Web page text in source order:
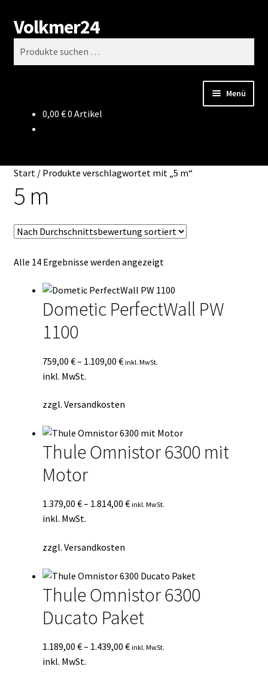
Zur
Navigation
springen
Zum
Inhalt
springen
Volkmer24
Suchen
Menü
Mein Konto
Vertrag widerrufen
Warenkorb
0,00 €0 Artikel
Start/ Produkte verschlagwortet mit „5 m“
5 m
Alle 14 Ergebnisse werden angezeigtNach
sortiert
Dometic PerfectWall PW
1100
759,00 €– 1.109,00 € inkl. MwSt.
inkl. MwSt.
zzgl. Versandkosten
Thule Omnistor 6300 mit
Motor
1.379,00 €– 1.814,00 € inkl. MwSt.
inkl. MwSt.
zzgl. Versandkosten
Thule Omnistor 6300
Ducato Paket
1.189,00 €– 1.439,00 € inkl. MwSt.
inkl. MwSt.